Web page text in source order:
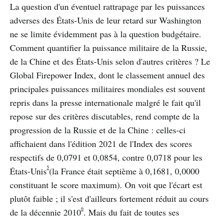
La question d'un éventuel rattrapage par les puissances
adverses des États-Unis de leur retard sur Washington
ne se limite évidemment pas à la question budgétaire.
Comment quantifier la puissance militaire de la Russie,
de la Chine et des États-Unis selon d'autres critères ? Le
Global Firepower Index, dont le classement annuel des
principales puissances militaires mondiales est souvent
repris dans la presse internationale malgré le fait qu'il
repose sur des critères discutables, rend compte de la
progression de la Russie et de la Chine : celles-ci
affichaient dans l'édition 2021 de l'Index des scores
respectifs de 0,0791 et 0,0854, contre 0,0718 pour les
États-Unis5(la France était septième à 0,1681, 0,0000
constituant le score maximum). On voit que l'écart est
plutôt faible ; il s'est d'ailleurs fortement réduit au cours
de la décennie 20106. Mais du fait de toutes ses